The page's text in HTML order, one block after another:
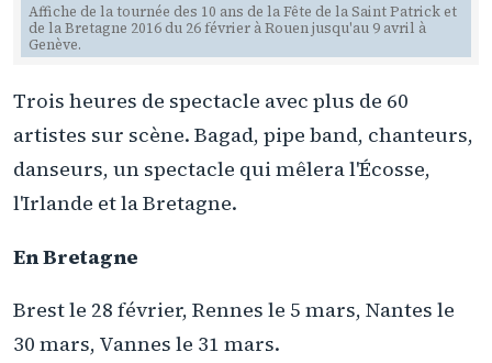
Affiche de la tournée des 10 ans de la Fête de la Saint Patrick et
de la Bretagne 2016 du 26 février à Rouen jusqu'au 9 avril à
Genève.
Trois heures de spectacle avec plus de 60
artistes sur scène. Bagad, pipe band, chanteurs,
danseurs, un spectacle qui mêlera l'Écosse,
l'Irlande et la Bretagne.
En Bretagne
Brest le 28 février, Rennes le 5 mars, Nantes le
30 mars, Vannes le 31 mars.